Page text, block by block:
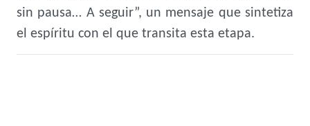
sin pausa… A seguir”, un mensaje que sintetiza
el espíritu con el que transita esta etapa.